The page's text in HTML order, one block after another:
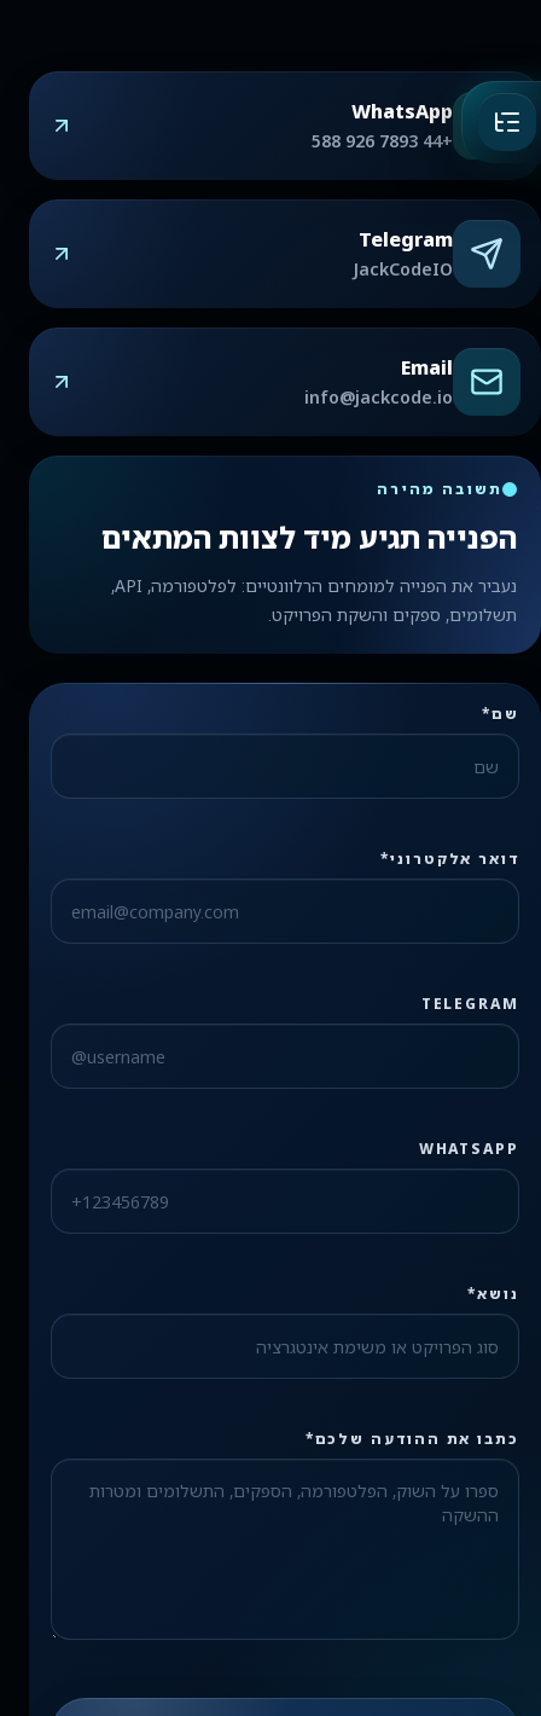
WhatsApp
+44 7893 926 588
Telegram
JackCodeIO
Email
info@jackcode.io
תשובה מהירה
הפנייה תגיע מיד לצוות המתאים
נעביר את הפנייה למומחים הרלוונטיים: לפלטפורמה, API,
תשלומים, ספקים והשקת הפרויקט.
שם*
דואר אלקטרוני*
TELEGRAM
WHATSAPP
נושא*
Please fix the highlighted fields.
כתבו את ההודעה שלכם*